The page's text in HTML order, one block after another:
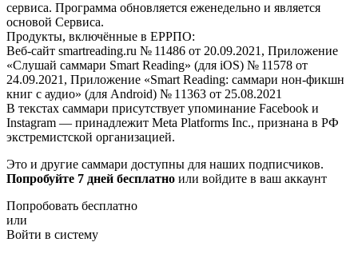
сервиса. Программа обновляется еженедельно и является
основой Сервиса.
Продукты, включённые в ЕРРПО:
Веб-сайт smartreading.ru № 11486 от 20.09.2021, Приложение
«Слушай саммари Smart Reading» (для iOS) № 11578 от
24.09.2021, Приложение «Smart Reading: саммари нон-фикшн
книг с аудио» (для Android) № 11363 от 25.08.2021
В текстах саммари присутствует упоминание Facebook и
Instagram — принадлежит Meta Platforms Inc., признана в РФ
экстремистской организацией.
Это и другие саммари доступны для наших подписчиков.
Попробуйте 7 дней бесплатно или войдите в ваш аккаунт
Попробовать бесплатно
или
Войти в систему